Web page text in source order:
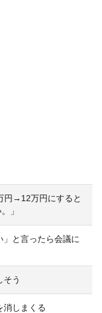
円→12万円にすると
」
」と言ったら会議に
そう
消しまくる